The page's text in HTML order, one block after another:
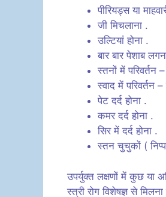
पीरियड्स या
जी मिचलाना .
उल्टियां होना .
बार बार पेशाब
स्तनों में परिवर्तन –
स्वाद में परिवर्तन
पेट दर्द होना .
कमर दर्द होना .
सिर में दर्द होना .
स्तन चुचुकों (
उपर्युक्त लक्षणों में कुछ या
स्त्री रोग विशेषज्ञ से